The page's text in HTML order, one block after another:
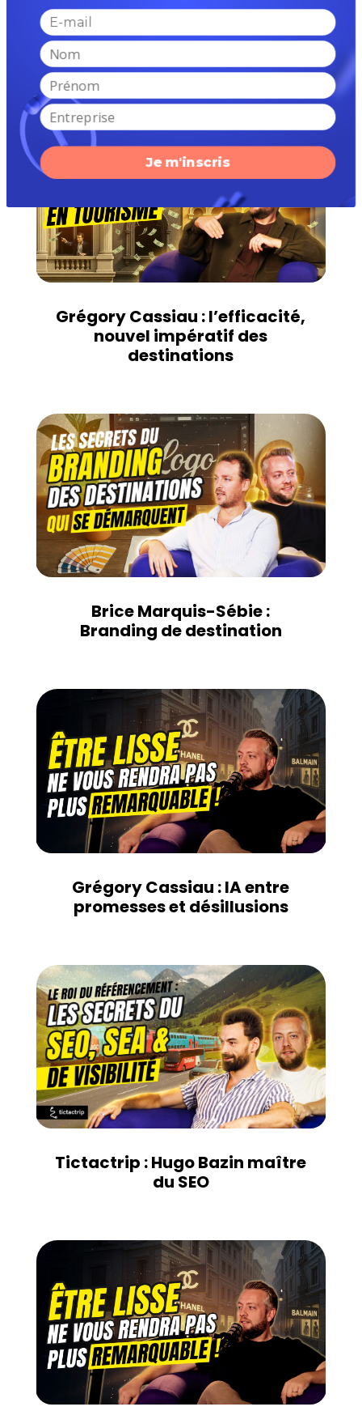
En Pays Basque : Isabelle
Forget révèle les secrets d’un
office de tourisme XXL
Grégory Cassiau : l’efficacité,
nouvel impératif des
destinations
Brice Marquis-Sébie :
Branding de destination
Grégory Cassiau : IA entre
promesses et désillusions
Tictactrip : Hugo Bazin maître
du SEO
Je m'inscris